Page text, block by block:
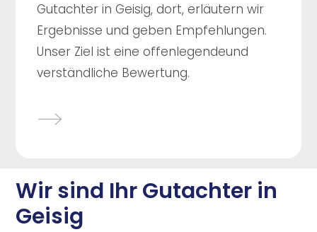
Gutachter in Geisig, dort, erläutern wir
Ergebnisse und geben Empfehlungen.
Unser Ziel ist eine offenlegendeund
verständliche Bewertung.
Wir sind Ihr Gutachter in
Geisig